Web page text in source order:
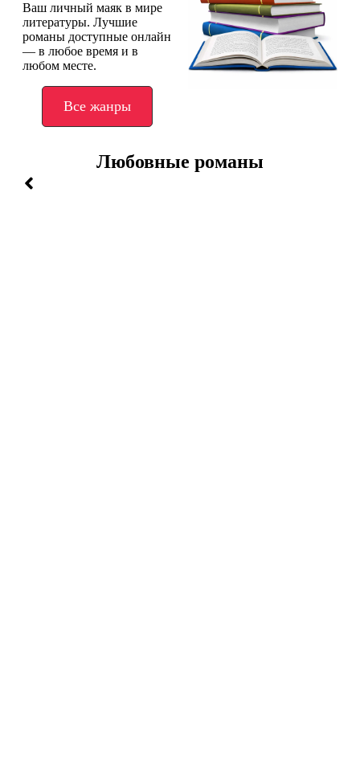
Ваш личный маяк в мире
литературы. Лучшие
романы доступные онлайн
— в любое время и в
любом месте.
Все жанры
Любовные романы